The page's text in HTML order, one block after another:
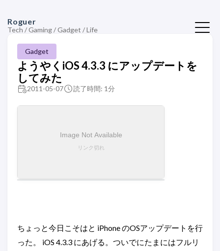
Roguer
Tech / Gaming / Gadget / Life
Gadget
ようやくiOS 4.3.3 にアップデートを
してみた
2011-05-07 読了時間: 1分
ちょっと今日こそはと iPhone のOSアップデートを行
った。 iOS 4.3.3 にあげる。ついでにたまにはフルリ